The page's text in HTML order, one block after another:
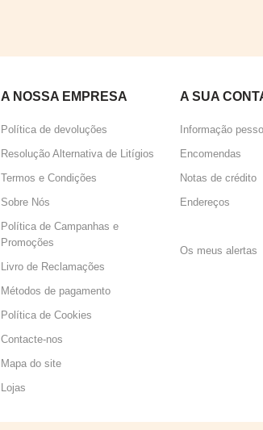
A NOSSA EMPRESA
Política de devoluções
Resolução Alternativa de Litígios
Termos e Condições
Sobre Nós
Política de Campanhas e
Promoções
Livro de Reclamações
Métodos de pagamento
Política de Cookies
Contacte-nos
Mapa do site
Lojas
A SUA
Informação
Encomendas
Notas de crédito
Endereços
Os meus alertas